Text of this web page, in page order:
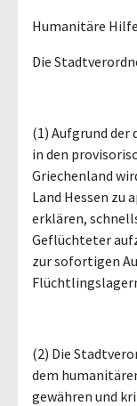
Humanitäre
Die
(1) Aufgrund
in den
Griechenland
Land Hessen zu
erklären,
Geflüchteter
zur sofortigen
(2) Die
dem
gewähren und